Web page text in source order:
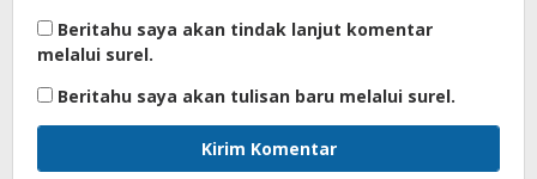
Beritahu saya akan tindak lanjut komentar
melalui surel.
Beritahu saya akan tulisan baru melalui surel.